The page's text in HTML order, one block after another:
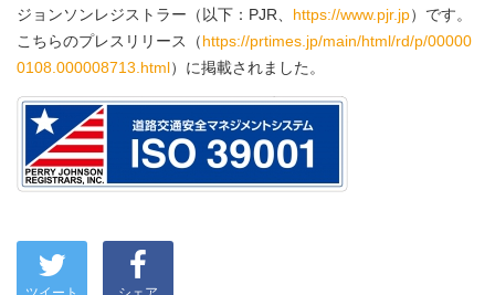
ジョンソンレジストラー（以下：PJR、 https://www.pjr.jp）です。
こちらのプレスリリース（https://prtimes.jp/main/html/rd/p/00000
0108.000008713.html）に掲載されました。